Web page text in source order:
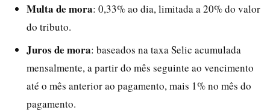
Multa de mora: 0,33% ao dia, limitada a 20% do valor
do tributo.
Juros de mora: baseados na taxa Selic acumulada
mensalmente, a partir do mês seguinte ao vencimento
até o mês anterior ao pagamento, mais 1% no mês do
pagamento.